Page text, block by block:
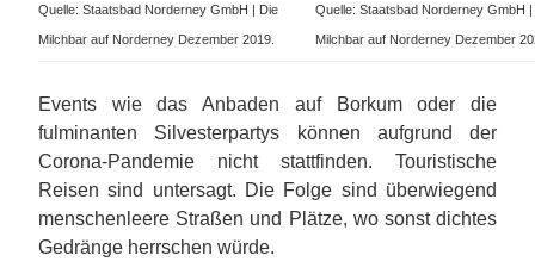
Quelle: Staatsbad Norderney GmbH | Die
Milchbar auf Norderney Dezember 2019.
Quelle: Staatsbad Norderney GmbH |
Milchbar auf Norderney Dezember
Events wie das Anbaden auf Borkum oder die
fulminanten Silvesterpartys können aufgrund der
Corona-Pandemie nicht stattfinden. Touristische
Reisen sind untersagt. Die Folge sind überwiegend
menschenleere Straßen und Plätze, wo sonst dichtes
Gedränge herrschen würde.